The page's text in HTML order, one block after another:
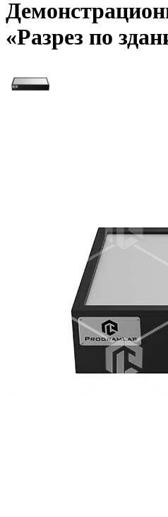
«Разрез по